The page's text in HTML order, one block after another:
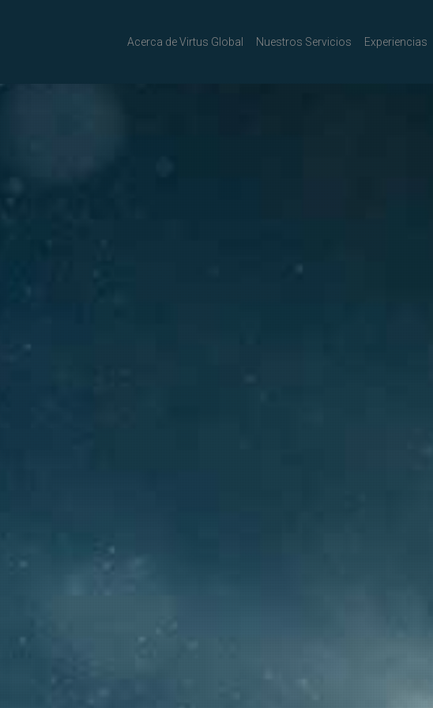
Acerca de Virtus Global Nuestros Servicios Experiencias